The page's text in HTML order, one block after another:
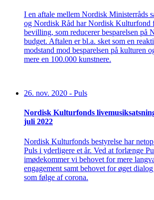
I en aftale mellem Nordisk Ministerråds
og Nordisk Råd har Nordisk Kulturfond
bevilling, som reducerer besparelsen på
budget. Aftalen er bl.a. sket som en
modstand mod besparelsen på kulturen
mere en 100.000 kunstnere.
26. nov. 2020 - Puls
Nordisk Kulturfonds
juli 2022
Nordisk Kulturfonds bestyrelse har
Puls i yderligere et år. Ved at forlænge
imødekommer vi behovet for mere
engagement samt behovet for øget
som følge af corona.